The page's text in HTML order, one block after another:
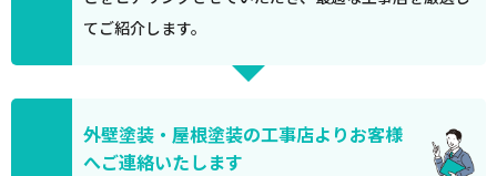
てご紹介します。
外壁塗装・屋根塗装の工事店よりお客様
へご連絡いたします